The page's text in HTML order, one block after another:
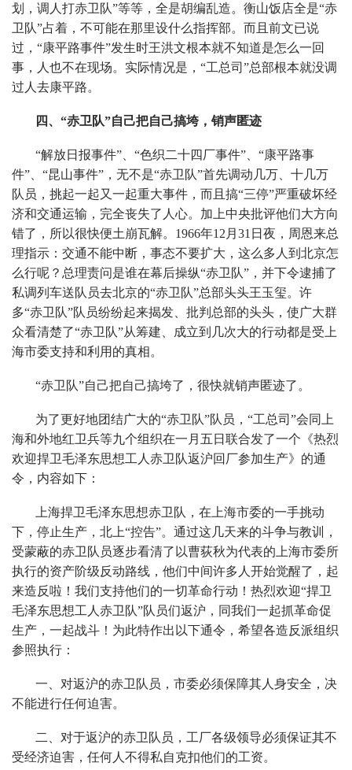
划，调人打赤卫队”等等，全是胡编乱造。衡山饭店全是“赤
卫队”占着，不可能在那里设什么指挥部。而且前文已说
过，“康平路事件”发生时王洪文根本就不知道是怎么一回
事，人也不在现场。实际情况是，“工总司”总部根本就没调
过人去康平路。
四、“赤卫队”自己把自己搞垮，销声匿迹
“解放日报事件”、“色织二十四厂事件”、“康平路事
件”、“昆山事件”，无不是“赤卫队”首先调动几万、十几万
队员，挑起一起又一起重大事件，而且搞“三停”严重破坏经
济和交通运输，完全丧失了人心。加上中央批评他们大方向
错了，所以很快便土崩瓦解。1966年12月31日夜，周恩来总
理指示：交通不能中断，事态不要扩大，这么多人到北京怎
么行呢？总理责问是谁在幕后操纵“赤卫队”，并下令逮捕了
私调列车送队员去北京的“赤卫队”总部头头王玉玺。许
多“赤卫队”队员纷纷起来揭发、批判总部的头头，使广大群
众看清楚了“赤卫队”从筹建、成立到几次大的行动都是受上
海市委支持和利用的真相。
“赤卫队”自己把自己搞垮了，很快就销声匿迹了。
为了更好地团结广大的“赤卫队”队员，“工总司”会同上
海和外地红卫兵等九个组织在一月五日联合发了一个《热烈
欢迎捍卫毛泽东思想工人赤卫队返沪回厂参加生产》的通
令，内容如下：
上海捍卫毛泽东思想赤卫队，在上海市委的一手挑动
下，停止生产，北上“控告”。通过这几天来的斗争与教训，
受蒙蔽的赤卫队员逐步看清了以曹荻秋为代表的上海市委所
执行的资产阶级反动路线，他们中间许多人开始觉醒了，起
来造反啦！我们支持他们的一切革命行动！热烈欢迎“捍卫
毛泽东思想工人赤卫队”队员们返沪，同我们一起抓革命促
生产，一起战斗！为此特作出以下通令，希望各造反派组织
参照执行：
一、对返沪的赤卫队员，市委必须保障其人身安全，决
不能进行任何迫害。
二、对于返沪的赤卫队员，工厂各级领导必须保证其不
受经济迫害，任何人不得私自克扣他们的工资。